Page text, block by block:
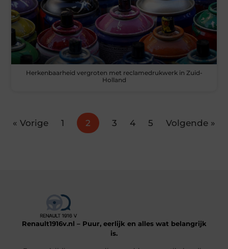
Herkenbaarheid vergroten met reclamedrukwerk in Zuid-
Holland
« Vorige 1 2 3 4 5 Volgende »
Renault1916v.nl – Puur, eerlijk en alles wat belangrijk
is.